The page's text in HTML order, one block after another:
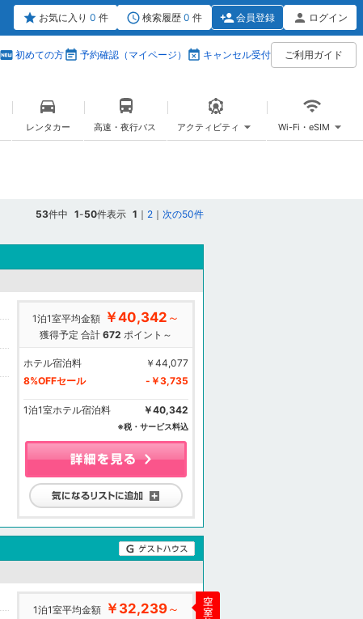
初めての方 予約確認（マイページ） キャンセル受付 ご利用ガイド
レンタカー 高速・夜行バス アクティビティ Wi-Fi・eSIM
お気に入り 0 件 検索履歴 0 件 会員登録 ログイン
53件中 1-50件表示 1 ｜ 2 ｜ 次の50件
1泊1室平均金額 ￥40,342 ～
獲得予定 合計 672 ポイント～
ホテル宿泊料
￥44,077
8%OFFセール
-￥3,735
1泊1室ホテル宿泊料 ￥40,342
※税・サービス料込
1泊1室平均金額 ￥32,239～